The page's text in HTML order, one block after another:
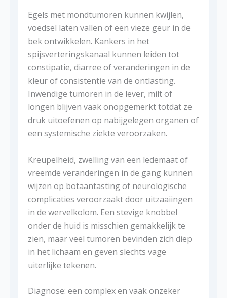
Egels met mondtumoren kunnen kwijlen,
voedsel laten vallen of een vieze geur in de
bek ontwikkelen. Kankers in het
spijsverteringskanaal kunnen leiden tot
constipatie, diarree of veranderingen in de
kleur of consistentie van de ontlasting.
Inwendige tumoren in de lever, milt of
longen blijven vaak onopgemerkt totdat ze
druk uitoefenen op nabijgelegen organen of
een systemische ziekte veroorzaken.
Kreupelheid, zwelling van een ledemaat of
vreemde veranderingen in de gang kunnen
wijzen op botaantasting of neurologische
complicaties veroorzaakt door uitzaaiingen
in de wervelkolom. Een stevige knobbel
onder de huid is misschien gemakkelijk te
zien, maar veel tumoren bevinden zich diep
in het lichaam en geven slechts vage
uiterlijke tekenen.
Diagnose: een complex en vaak onzeker